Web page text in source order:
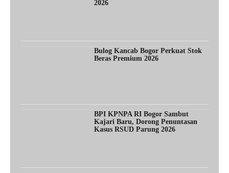
2026
Bulog Kancab Bogor Perkuat Stok
Beras Premium 2026
BPI KPNPA RI Bogor Sambut
Kajari Baru, Dorong Penuntasan
Kasus RSUD Parung 2026